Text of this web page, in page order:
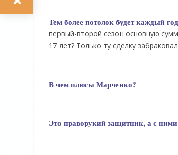
Тем более потолок будет каждый
первый-второй сезон основную
17 лет? Только ту сделку
В чем плюсы Марченко?
Это праворукий защитник, а с